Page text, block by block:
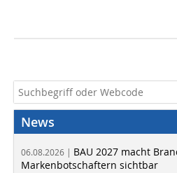
News
06.08.2026 | BAU 2027 macht
Markenbotschaftern sichtbar